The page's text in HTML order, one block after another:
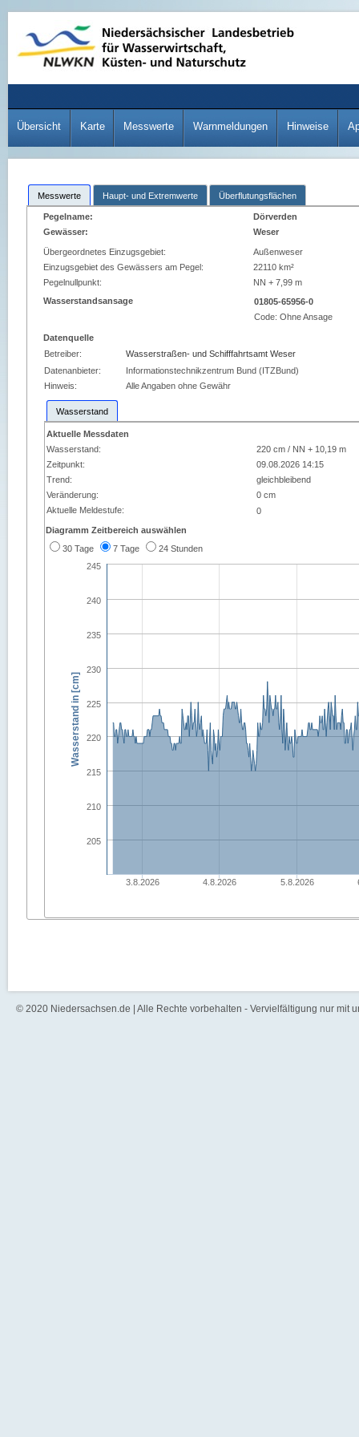
Übersicht Karte Messwerte Warnmeldungen Hinweise
Messwerte Haupt- und Extremwerte Überflutungsflächen
Pegelname:
Dörverden
Gewässer:
Weser
Übergeordnetes Einzugsgebiet:
Außenweser
Einzugsgebiet des Gewässers am Pegel:
22110 km²
Pegelnullpunkt:
NN + 7,99 m
Wasserstandsansage
01805-65956-0
Code:Ohne Ansage
Datenquelle
Betreiber:
Wasserstraßen- und Schifffahrtsamt Weser
Datenanbieter:
Informationstechnikzentrum Bund (ITZBund)
Hinweis:
Alle Angaben ohne Gewähr
Wasserstand
Aktuelle Messdaten
Wasserstand:
220 cm / NN + 10,19 m
Zeitpunkt:
09.08.2026 14:15
Trend:
gleichbleibend
Veränderung:
0 cm
Aktuelle Meldestufe:
0
Diagramm Zeitbereich auswählen
30 Tage
7 Tage 24 Stunden
Wasserstand in [cm]
3.8.2026 4.8.2026 5.8.2026
205
210
215
220
225
230
235
240
245
© 2020 Niedersachsen.de | Alle Rechte vorbehalten - Vervielfältigung nur mit